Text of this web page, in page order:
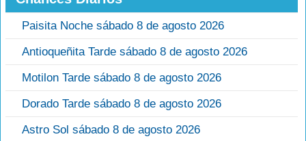
Paisita Noche sábado 8 de agosto 2026
Antioqueñita Tarde sábado 8 de agosto 2026
Motilon Tarde sábado 8 de agosto 2026
Dorado Tarde sábado 8 de agosto 2026
Astro Sol sábado 8 de agosto 2026